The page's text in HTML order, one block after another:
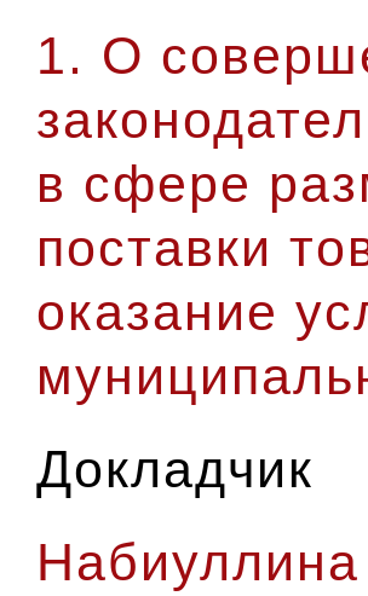
1. О
в сфере
поставки
оказание
Докладчик